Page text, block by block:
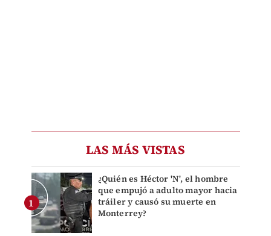
LAS MÁS VISTAS
¿Quién es Héctor 'N', el hombre
que empujó a adulto mayor hacia
tráiler y causó su muerte en
Monterrey?